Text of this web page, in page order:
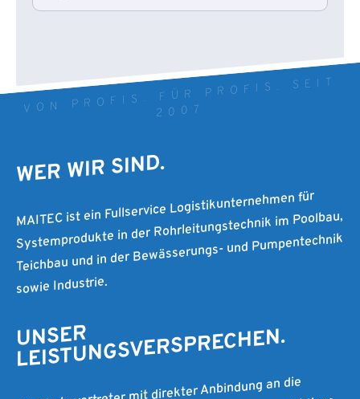
VON PROFIS. FÜR PROFIS. SEIT
2007
WER WIR SIND.
MAITEC ist ein Fullservice Logistikunternehmen für
Systemprodukte in der Rohrleitungstechnik im Poolbau,
Teichbau und in der Bewässerungs- und Pumpentechnik
sowie Industrie.
UNSER
LEISTUNGSVERSPRECHEN.